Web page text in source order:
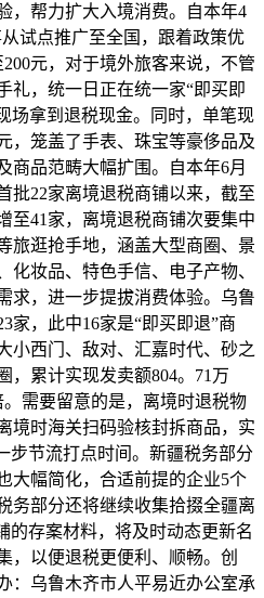
，帮力扩大入境消费。自本年4
试点推广至全国，跟着政策优
元，对于境外旅客来说，不管
礼，统一日正在统一家“即买即
场拿到退税现金。同时，单笔现
，笼盖了手表、珠宝等豪侈品及
商品范畴大幅扩围。自本年6月
批22家离境退税商铺以来，截至
至41家，离境退税商铺次要集中
旅逛抢手地，涵盖大型商圈、景
化妆品、特色手信、电子产物、
求，进一步提拔消费体验。乌鲁
家，此中16家是“即买即退”商
小西门、敌对、汇嘉时代、砂之
，累计实现发卖额804。71万
需要留意的是，离境时退税物
境时海关扫码验核封拆商品，实
步节流打点时间。新疆税务部分
大幅简化，合适前提的企业5个
务部分还将继续收集拾掇全疆离
的存案材料，将及时动态更新名
，以便退税更便利、顺畅。创
：乌鲁木齐市人平易近办公室承